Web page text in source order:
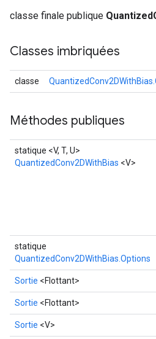
classe finale publique
Classes imbriquées
classe
Méthodes publiques
statique <V, T, U>
QuantizedConv2DWithBias <V>
statique
QuantizedConv2DWithBias.Options
Sortie <Flottant>
Sortie <Flottant>
Sortie <V>